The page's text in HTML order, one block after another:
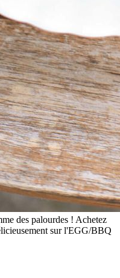
des palourdes ! Achetez
sur l'EGG/BBQ